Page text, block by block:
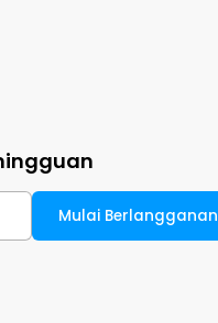
Mulai Berlangganan